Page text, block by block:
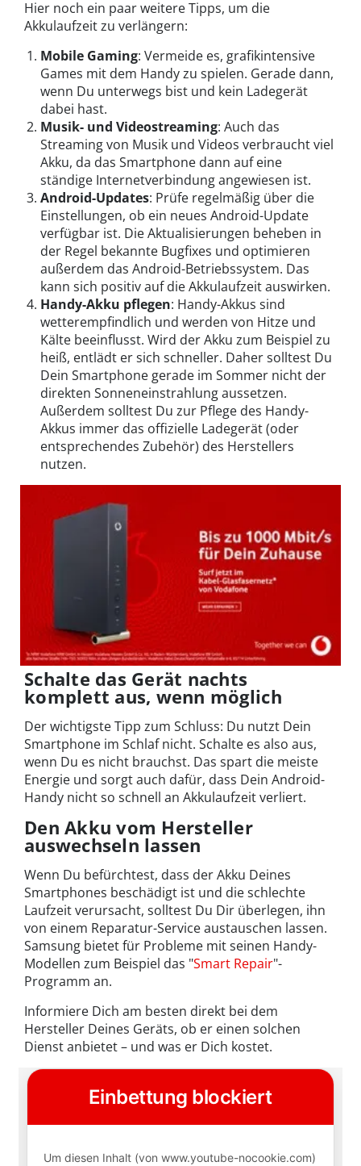
Hier noch ein paar weitere Tipps, um die
Akkulaufzeit zu verlängern:
Mobile Gaming: Vermeide es, grafikintensive
Games mit dem Handy zu spielen. Gerade dann,
wenn Du unterwegs bist und kein Ladegerät
dabei hast.
Musik- und Videostreaming: Auch das
Streaming von Musik und Videos verbraucht viel
Akku, da das Smartphone dann auf eine
ständige Internetverbindung angewiesen ist.
Android-Updates: Prüfe regelmäßig über die
Einstellungen, ob ein neues Android-Update
verfügbar ist. Die Aktualisierungen beheben in
der Regel bekannte Bugfixes und optimieren
außerdem das Android-Betriebssystem. Das
kann sich positiv auf die Akkulaufzeit auswirken.
Handy-Akku pflegen: Handy-Akkus sind
wetterempfindlich und werden von Hitze und
Kälte beeinflusst. Wird der Akku zum Beispiel zu
heiß, entlädt er sich schneller. Daher solltest Du
Dein Smartphone gerade im Sommer nicht der
direkten Sonneneinstrahlung aussetzen.
Außerdem solltest Du zur Pflege des Handy-
Akkus immer das offizielle Ladegerät (oder
entsprechendes Zubehör) des Herstellers
nutzen.
Schalte das Gerät nachts
komplett aus, wenn möglich
Der wichtigste Tipp zum Schluss: Du nutzt Dein
Smartphone im Schlaf nicht. Schalte es also aus,
wenn Du es nicht brauchst. Das spart die meiste
Energie und sorgt auch dafür, dass Dein Android-
Handy nicht so schnell an Akkulaufzeit verliert.
Den Akku vom Hersteller
auswechseln lassen
Wenn Du befürchtest, dass der Akku Deines
Smartphones beschädigt ist und die schlechte
Laufzeit verursacht, solltest Du Dir überlegen, ihn
von einem Reparatur-Service austauschen lassen.
Samsung bietet für Probleme mit seinen Handy-
Modellen zum Beispiel das "Smart Repair"-
Programm an.
Informiere Dich am besten direkt bei dem
Hersteller Deines Geräts, ob er einen solchen
Dienst anbietet – und was er Dich kostet.